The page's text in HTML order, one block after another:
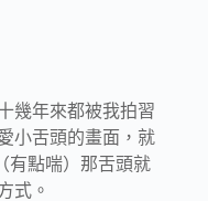
幾年來都被我拍習
小舌頭的畫面，就
有點喘）那舌頭就
式。